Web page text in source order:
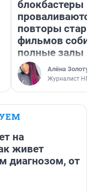
блокбастеры
повторы
фильмов
полные залы
Алёна
Журналист НГС
на
живет
диагнозом, от